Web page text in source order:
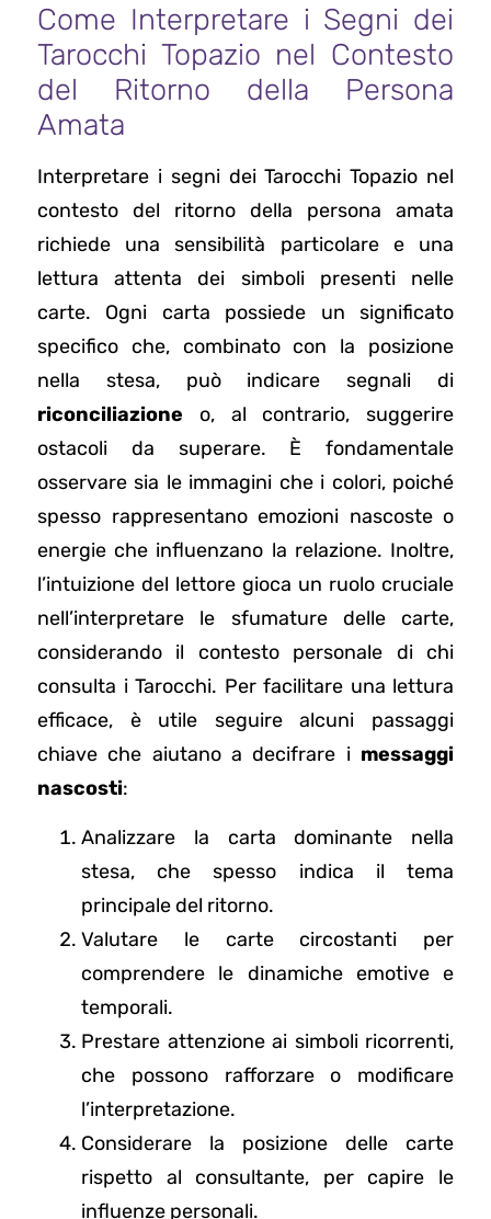
Come Interpretare i Segni dei
Tarocchi Topazio nel Contesto
del Ritorno della Persona
Amata
Interpretare i segni dei Tarocchi Topazio nel
contesto del ritorno della persona amata
richiede una sensibilità particolare e una
lettura attenta dei simboli presenti nelle
carte. Ogni carta possiede un significato
specifico che, combinato con la posizione
nella stesa, può indicare segnali di
riconciliazione o, al contrario, suggerire
ostacoli da superare. È fondamentale
osservare sia le immagini che i colori, poiché
spesso rappresentano emozioni nascoste o
energie che influenzano la relazione. Inoltre,
l’intuizione del lettore gioca un ruolo cruciale
nell’interpretare le sfumature delle carte,
considerando il contesto personale di chi
consulta i Tarocchi. Per facilitare una lettura
efficace, è utile seguire alcuni passaggi
chiave che aiutano a decifrare i messaggi
nascosti:
Analizzare la carta dominante nella
stesa, che spesso indica il tema
principale del ritorno.
Valutare le carte circostanti per
comprendere le dinamiche emotive e
temporali.
Prestare attenzione ai simboli ricorrenti,
che possono rafforzare o modificare
l’interpretazione.
Considerare la posizione delle carte
rispetto al consultante, per capire le
influenze personali.